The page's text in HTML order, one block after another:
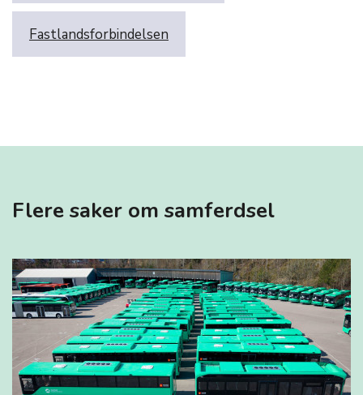
Fastlandsforbindelsen
Flere saker om samferdsel